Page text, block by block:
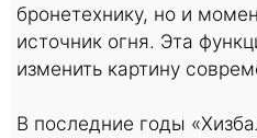
бронетехнику, но и
источник огня. Эта
изменить картину
В последние годы